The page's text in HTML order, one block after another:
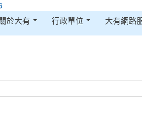
關於大有 行政單位 大有網路